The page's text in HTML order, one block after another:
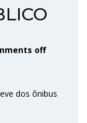
off
dos ônibus